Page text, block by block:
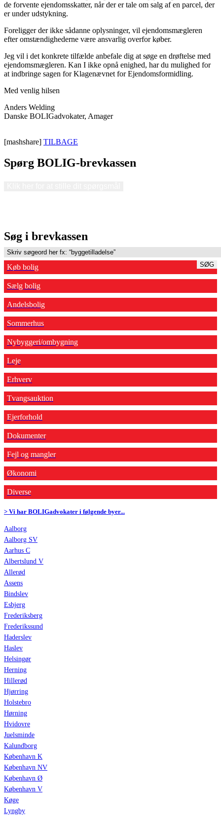
de forvente ejendomsskatter, når der er tale om salg af en parcel, der
er under udstykning.
Foreligger der ikke sådanne oplysninger, vil ejendomsmægleren
efter omstændighederne være ansvarlig overfor køber.
Jeg vil i det konkrete tilfælde anbefale dig at søge en drøftelse med
ejendomsmægleren. Kan I ikke opnå enighed, har du mulighed for
at indbringe sagen for Klagenævnet for Ejendomsformidling.
Med venlig hilsen
Anders Welding
Danske BOLIGadvokater, Amager
[mashshare] TILBAGE
Spørg BOLIG-brevkassen
Søg i brevkassen
SØG
Køb bolig
Sælg bolig
Andelsbolig
Sommerhus
Nybyggeri/ombygning
Leje
Erhverv
Tvangsauktion
Ejerforhold
Dokumenter
Fejl og mangler
Økonomi
Diverse
> Vi har BOLIGadvokater i følgende byer...
Aalborg
Aalborg SV
Aarhus C
Albertslund V
Allerød
Assens
Bindslev
Esbjerg
Frederiksberg
Frederikssund
Haderslev
Haslev
Helsingør
Herning
Hillerød
Hjørring
Holstebro
Hørning
Hvidovre
Juelsminde
Kalundborg
København K
København NV
København Ø
København V
Køge
Lyngby